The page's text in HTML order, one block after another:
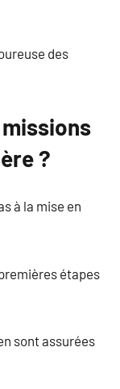
des
?
à la mise en
étapes
sont assurées